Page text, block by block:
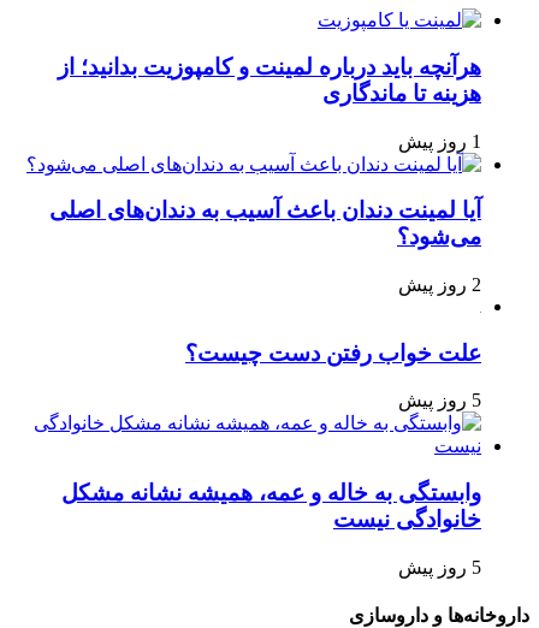
هرآنچه باید درباره لمینت و کامپوزیت بدانید؛ از
هزینه تا ماندگاری
1 روز پیش
آیا لمینت دندان باعث آسیب به دندان‌های اصلی
می‌شود؟
2 روز پیش
علت خواب رفتن دست چیست؟
5 روز پیش
وابستگی به خاله و عمه، همیشه نشانه مشکل
خانوادگی نیست
5 روز پیش
داروخانه‌ها و داروسازی